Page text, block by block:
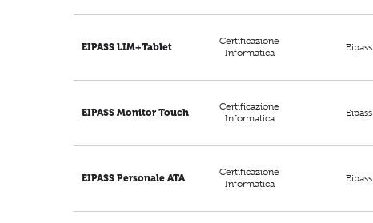
EIPASS LIM+Tablet
Certificazione
Informatica
Eipass
EIPASS Monitor Touch
Certificazione
Informatica
Eipass
EIPASS Personale ATA
Certificazione
Informatica
Eipass